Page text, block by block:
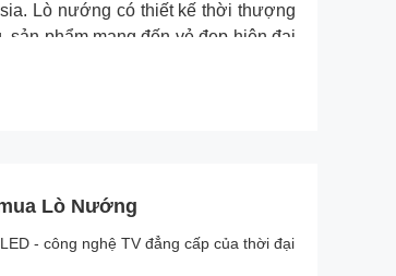
Lò nướng có thiết kế thời thượng
phẩm mang đến vẻ đẹp hiện đại
Lò Nướng
- công nghệ TV đẳng cấp của thời đại